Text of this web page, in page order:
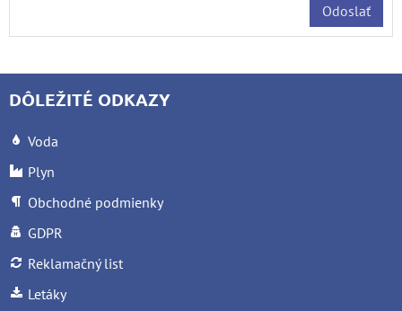
Odoslať
DÔLEŽITÉ ODKAZY
Voda
Plyn
Obchodné podmienky
GDPR
Reklamačný list
Letáky